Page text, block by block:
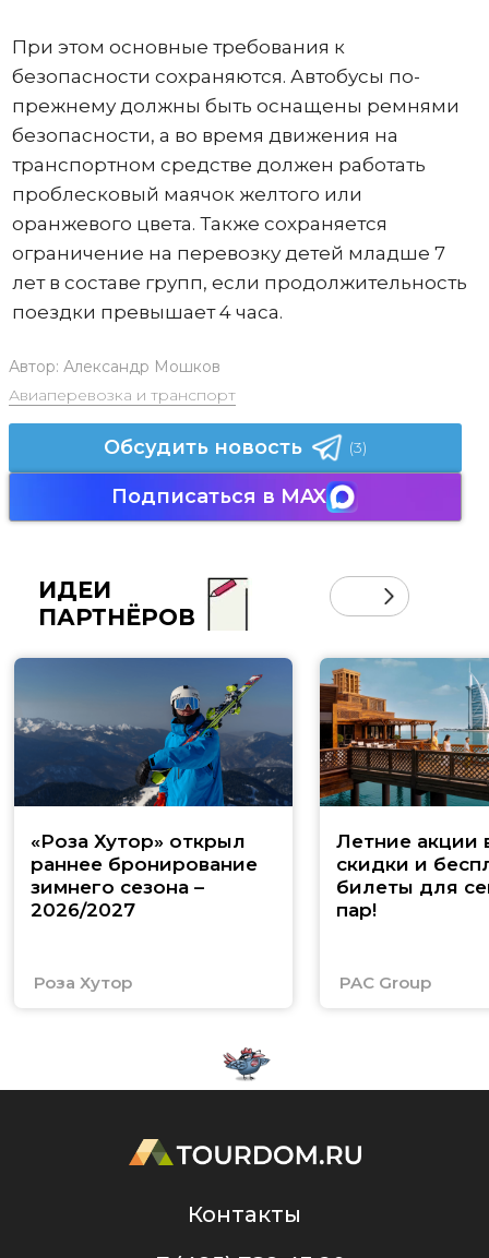
При этом основные требования к
безопасности сохраняются. Автобусы по-
прежнему должны быть оснащены ремнями
безопасности, а во время движения на
транспортном средстве должен работать
проблесковый маячок желтого или
оранжевого цвета. Также сохраняется
ограничение на перевозку детей младше 7
лет в составе групп, если продолжительность
поездки превышает 4 часа.
Автор: Александр Мошков
Авиаперевозка и транспорт
Обсудить новость (3)
Подписаться в MAX
ИДЕИ
ПАРТНЁРОВ
«Роза Хутор» открыл
раннее бронирование
зимнего сезона –
2026/2027
Роза Хутор
Летние акции
скидки и
билеты для
пар!
PAC Group
Контакты